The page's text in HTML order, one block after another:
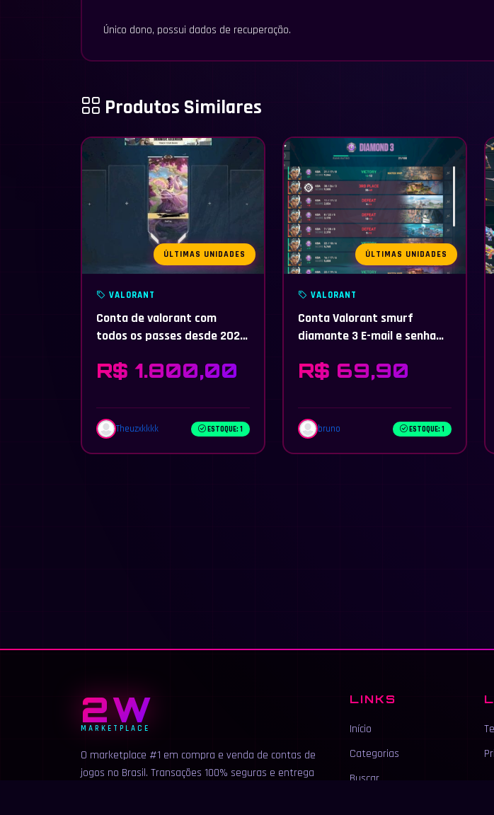
Único dono, possui dados de recuperação.
Produtos Similares
ÚLTIMAS UNIDADES
VALORANT
Conta de valorant com
todos os passes desde 2025,
26
R$ 1.800,00
Theuzxkkkk ESTOQUE: 1
ÚLTIMAS UNIDADES
VALORANT
Conta Valorant smurf
diamante 3 E-mail e senha
R$ 69,90
bruno ESTOQUE: 1
2W
MARKETPLACE
O marketplace #1 em compra e venda de contas de
jogos no Brasil. Transações 100% seguras e entrega
LINKS
Início
Categorias
Buscar